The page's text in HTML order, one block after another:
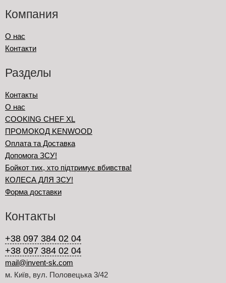
Компания
О нас
Контакти
Разделы
Контакты
О нас
COOKING CHEF XL
ПРОМОКОД KENWOOD
Оплата та Доставка
Допомога ЗСУ!
Бойкот тих, хто підтримує вбивства!
КОЛЕСА ДЛЯ ЗСУ!
Форма доставки
Контакты
+38 097 384 02 04
+38 097 384 02 04
mail@invent-sk.com
м. Київ, вул. Половецька 3/42